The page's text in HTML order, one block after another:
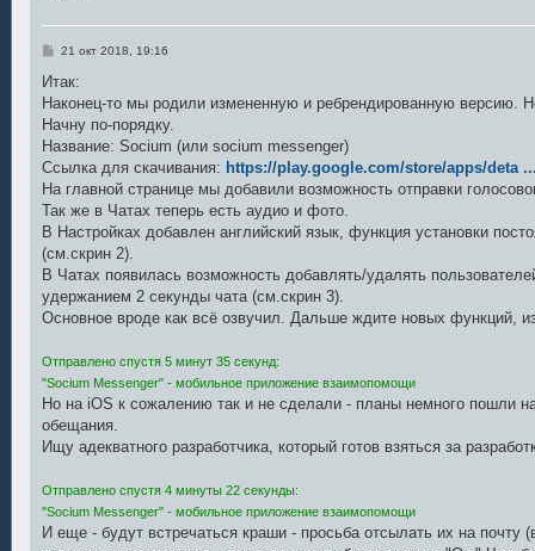
С
о
щ
е
и
е
21 окт 2018, 19:16
Итак:
Наконец-то мы родили измененную и ребрендированную версию.
Начну по-порядку.
Название: Socium (или socium messenger)
Ссылка для скачивания: https://play.google.com/store/apps/deta
На главной странице мы добавили возможность отправки
Так же в Чатах теперь есть аудио и фото.
В Настройках добавлен английский язык, функция установки
(см.скрин 2).
В Чатах появилась возможность добавлять/удалять
удержанием 2 секунды чата (см.скрин 3).
Основное вроде как всё озвучил. Дальше ждите новых функций,
Отправлено спустя 5 минут 35 секунд:
"Socium Messenger" - мобильное приложение взаимопомощи
Но на iOS к сожалению так и не сделали - планы немного пошли
обещания.
Ищу адекватного разработчика, который готов взяться за
Отправлено спустя 4 минуты 22 секунды:
"Socium Messenger" - мобильное приложение взаимопомощи
И еще - будут встречаться краши - просьба отсылать их на почту